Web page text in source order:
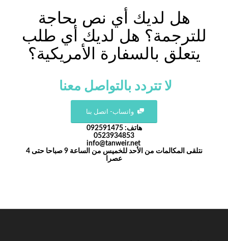
هل لديك أي نص بحاجة
للترجمة؟ هل لديك أي طلب
يتعلق بالسفارة الأمريكية؟
لا تتردد بالتواصل معنا
واتساب- اتصل بنا
هاتف: 092591475
0523934853
info@tanweir.net
نتلقى المكالمات من الأحد للخميس من الساعة 9 صباحا حتى 4
عصرا